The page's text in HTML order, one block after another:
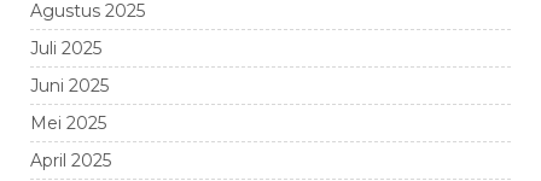
Agustus 2025
Juli 2025
Juni 2025
Mei 2025
April 2025